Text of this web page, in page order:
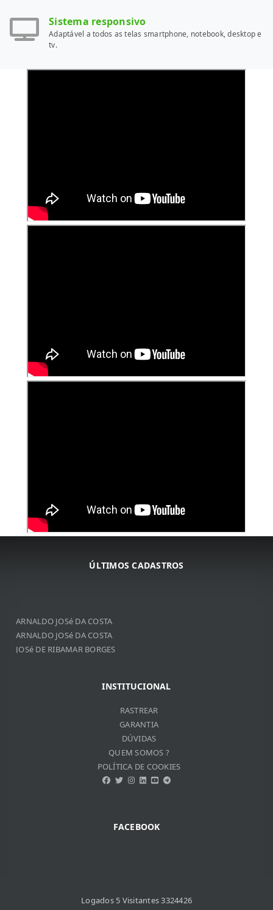
Sistema responsivo
Adaptável a todos as telas smartphone, notebook, desktop e
tv.
ÚLTIMOS CADASTROS
ARNALDO JOSé DA COSTA
ARNALDO JOSé DA COSTA
JOSé DE RIBAMAR BORGES
INSTITUCIONAL
RASTREAR
GARANTIA
DÚVIDAS
QUEM SOMOS ?
POLÍTICA DE COOKIES
FACEBOOK
Logados 5 Visitantes 3324426